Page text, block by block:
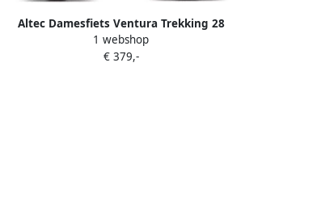
Altec Damesfiets Ventura Trekking 28
Inch 50 cm Dames 21V V-Brakes Zilver
1 webshop
€ 379,-